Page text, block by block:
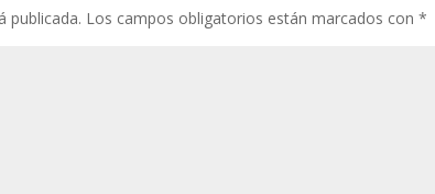
publicada. Los campos obligatorios están marcados con*